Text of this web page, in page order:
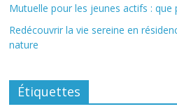
Mutuelle pour les jeunes actifs : que
Redécouvrir la vie sereine en
nature
Étiquettes